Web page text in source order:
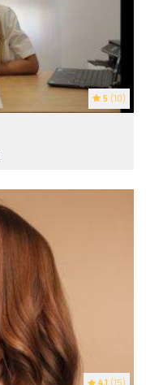
5 (10)